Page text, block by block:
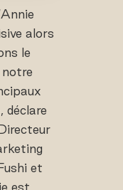
alors
le
notre
déclare
et
est